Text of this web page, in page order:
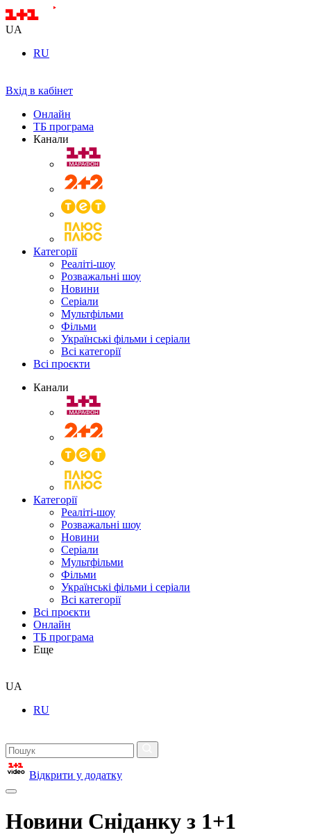
UA
RU
Вхід в кабінет
Онлайн
ТБ програма
Канали
Категорії
Реаліті-шоу
Розважальні шоу
Новини
Серіали
Мультфільми
Фільми
Українські фільми і серіали
Всі категорії
Всі проєкти
Канали
Категорії
Реаліті-шоу
Розважальні шоу
Новини
Серіали
Мультфільми
Фільми
Українські фільми і серіали
Всі категорії
Всі проєкти
Онлайн
ТБ програма
Еще
UA
RU
Відкрити у додатку
Новини Сніданку з 1+1